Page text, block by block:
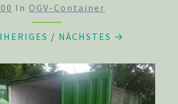
In OGV-Container
/ NÄCHSTES →